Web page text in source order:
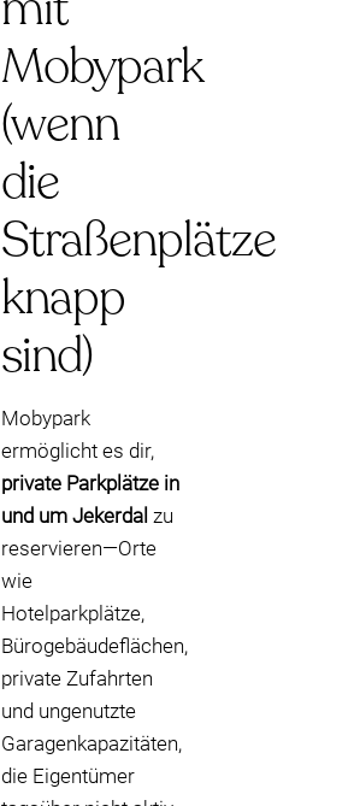
Mobypark
(wenn
die
Straßenplätze
knapp
sind)
Mobypark
ermöglicht es dir,
private Parkplätze in
und um Jekerdal zu
reservieren—Orte
wie
Hotelparkplätze,
Bürogebäudeflächen,
private Zufahrten
und ungenutzte
Garagenkapazitäten,
die Eigentümer